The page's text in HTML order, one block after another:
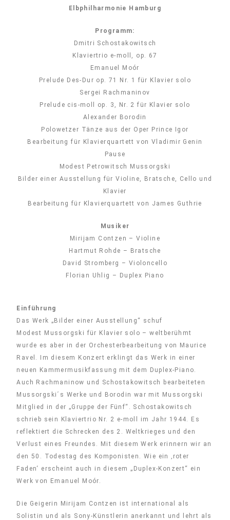
Elbphilharmonie Hamburg
Programm:
Dmitri Schostakowitsch
Klaviertrio e-moll, op. 67
Emanuel Moór
Prelude Des-Dur op. 71 Nr. 1 für Klavier solo
Sergei Rachmaninov
Prelude cis-moll op. 3, Nr. 2 für Klavier solo
Alexander Borodin
Polowetzer Tänze aus der Oper Prince Igor
Bearbeitung für Klavierquartett von Vladimir Genin
Pause
Modest Petrowitsch Mussorgski
Bilder einer Ausstellung für Violine, Bratsche, Cello und
Klavier
Bearbeitung für Klavierquartett von James Guthrie
Musiker
Mirijam Contzen – Violine
Hartmut Rohde – Bratsche
David Stromberg – Violoncello
Florian Uhlig – Duplex Piano
Einführung
Das Werk „Bilder einer Ausstellung“ schuf
Modest Mussorgski für Klavier solo – weltberühmt
wurde es aber in der Orchesterbearbeitung von Maurice
Ravel. Im diesem Konzert erklingt das Werk in einer
neuen Kammermusikfassung mit dem Duplex-Piano.
Auch Rachmaninow und Schostakowitsch bearbeiteten
Mussorgski´s Werke und Borodin war mit Mussorgski
Mitglied in der „Gruppe der Fünf“. Schostakowitsch
schrieb sein Klaviertrio Nr. 2 e-moll im Jahr 1944. Es
reflektiert die Schrecken des 2. Weltkrieges und den
Verlust eines Freundes. Mit diesem Werk erinnern wir an
den 50. Todestag des Komponisten. Wie ein ‚roter
Faden‘ erscheint auch in diesem „Duplex-Konzert“ ein
Werk von Emanuel Moór.
Die Geigerin Mirijam Contzen ist international als
Solistin und als Sony-Künstlerin anerkannt und lehrt als